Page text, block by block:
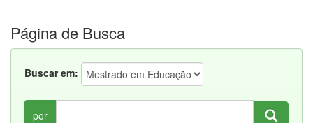
Página de Busca
Buscar em:
por